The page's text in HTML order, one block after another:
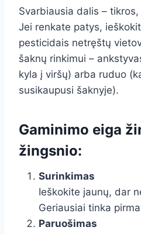
Svarbiausia dalis –
Jei renkate patys,
pesticidais netręštų
šaknų rinkimui –
kyla į viršų) arba ruduo
susikaupusi šaknyje).
Gaminimo eiga
žingsnio:
Surinkimas
Ieškokite jaunų, dar
Geriausiai tinka
Paruošimas